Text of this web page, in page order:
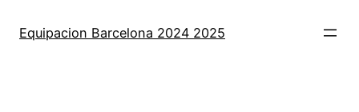
Equipacion Barcelona 2024 2025